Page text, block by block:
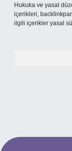
Hukuka ve yasal
içerikleri,
ilgili içerikler yasal